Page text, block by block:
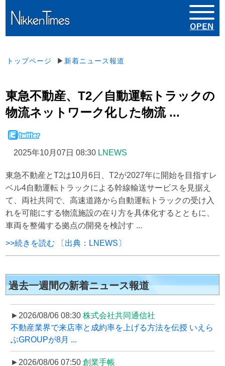
トップページ ▶ 新着ニュース報道
東急不動産、T2／自動運転トラックの
物流ネットワーク化した物流 ...
2025年10月07日 08:30 LNEWS
東急不動産とT2は10月6日、T2が2027年に開始を目指すレ
ベル4自動運転トラックによる幹線輸送サービスを見据え
て、両社共同で、高速道路から自動運転トラックの受け入
れを可能にする物流施設の在り方を具体化するとともに、
車両を整備する拠点の開発を検討す ...
>>続きを読む 〔出典：LNEWS〕
過去一週間の新着ニュース報道
►2026/08/06 08:30 株式会社共同通信社
不動産業界で来店率と成約率を上げる方法を伝授 いえら
ぶGROUPが8月 ...
►2026/08/06 07:50 創業手帳